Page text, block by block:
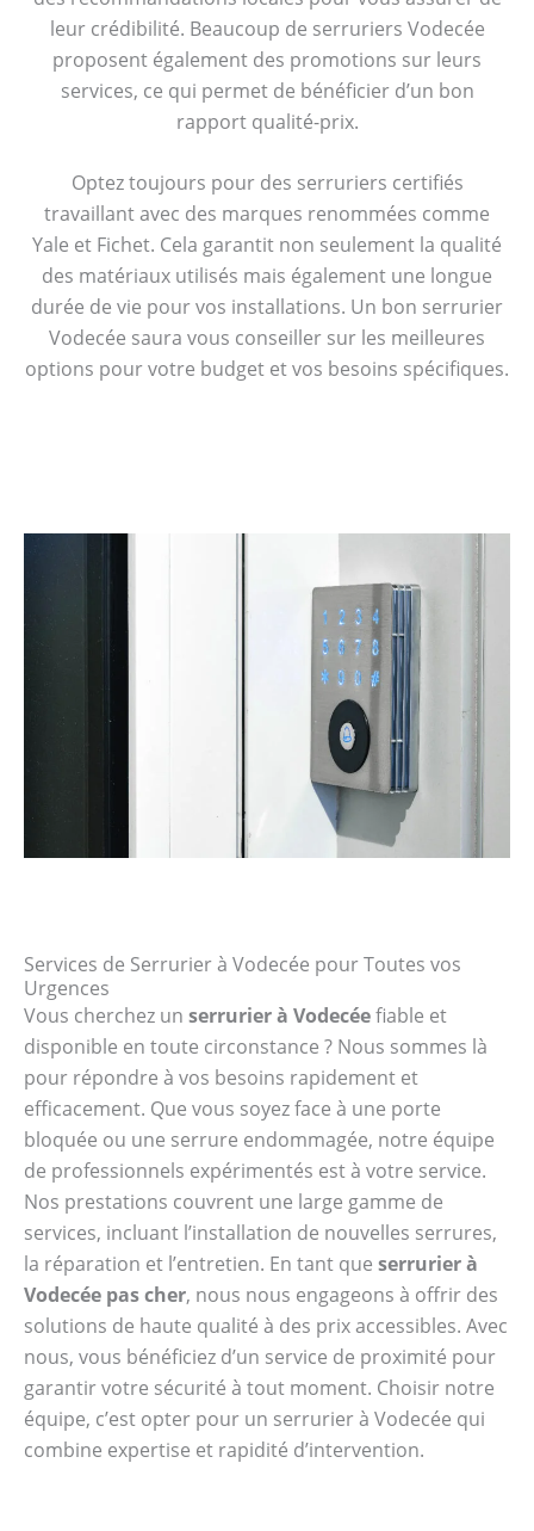
leur crédibilité. Beaucoup de serruriers Vodecée
proposent également des promotions sur leurs
services, ce qui permet de bénéficier d’un bon
rapport qualité-prix.
Optez toujours pour des serruriers certifiés
travaillant avec des marques renommées comme
Yale et Fichet. Cela garantit non seulement la qualité
des matériaux utilisés mais également une longue
durée de vie pour vos installations. Un bon serrurier
Vodecée saura vous conseiller sur les meilleures
options pour votre budget et vos besoins spécifiques.
Services de Serrurier à Vodecée pour Toutes vos
Urgences
Vous cherchez un serrurier à Vodecéefiable et
disponible en toute circonstance ? Nous sommes là
pour répondre à vos besoins rapidement et
efficacement. Que vous soyez face à une porte
bloquée ou une serrure endommagée, notre équipe
de professionnels expérimentés est à votre service.
Nos prestations couvrent une large gamme de
services, incluant l’installation de nouvelles serrures,
la réparation et l’entretien. En tant que serrurier à
Vodecée pas cher, nous nous engageons à offrir des
solutions de haute qualité à des prix accessibles. Avec
nous, vous bénéficiez d’un service de proximité pour
garantir votre sécurité à tout moment. Choisir notre
équipe, c’est opter pour un serrurier à Vodecée qui
combine expertise et rapidité d’intervention.